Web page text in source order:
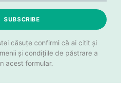
SUBSCRIBE
căsuțe confirmi că ai citit și
și condițiile de păstrare a
acest formular.